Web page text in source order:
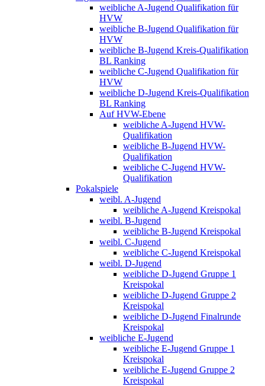
weibliche A-Jugend Qualifikation für
HVW
weibliche B-Jugend Qualifikation für
HVW
weibliche B-Jugend Kreis-Qualifikation
BL Ranking
weibliche C-Jugend Qualifikation für
HVW
weibliche D-Jugend Kreis-Qualifikation
BL Ranking
Auf HVW-Ebene
weibliche A-Jugend HVW-
Qualifikation
weibliche B-Jugend HVW-
Qualifikation
weibliche C-Jugend HVW-
Qualifikation
Pokalspiele
weibl. A-Jugend
weibliche A-Jugend Kreispokal
weibl. B-Jugend
weibliche B-Jugend Kreispokal
weibl. C-Jugend
weibliche C-Jugend Kreispokal
weibl. D-Jugend
weibliche D-Jugend Gruppe 1
Kreispokal
weibliche D-Jugend Gruppe 2
Kreispokal
weibliche D-Jugend Finalrunde
Kreispokal
weibliche E-Jugend
weibliche E-Jugend Gruppe 1
Kreispokal
weibliche E-Jugend Gruppe 2
Kreispokal